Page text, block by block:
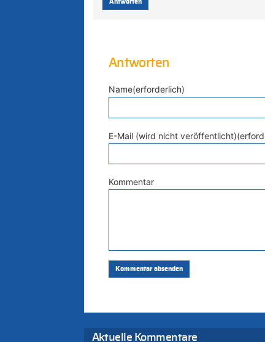
Antworten
Name(erforderlich)
E-Mail (wird nicht
Kommentar
Aktuelle Kommentare